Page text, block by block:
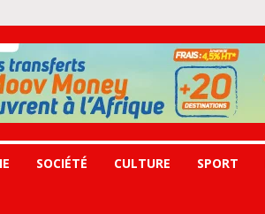
SOCIÉTÉ CULTURE SPORT